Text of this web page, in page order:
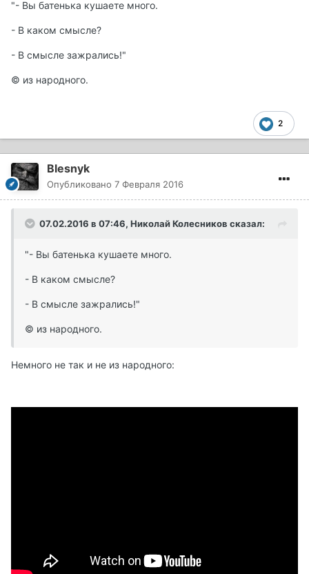
"- Вы батенька кушаете много.
- В каком смысле?
- В смысле зажрались!"
© из народного.
2
Blesnyk
Опубликовано 7 Февраля 2016
07.02.2016 в 07:46, Николай Колесников сказал:
"- Вы батенька кушаете много.
- В каком смысле?
- В смысле зажрались!"
© из народного.
Немного не так и не из народного: